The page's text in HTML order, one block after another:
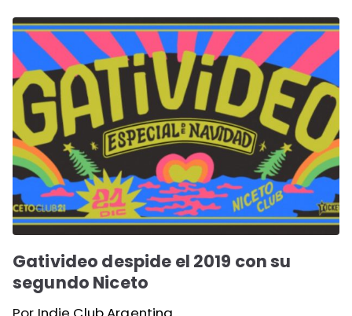
Gativideo despide el 2019 con su
segundo Niceto